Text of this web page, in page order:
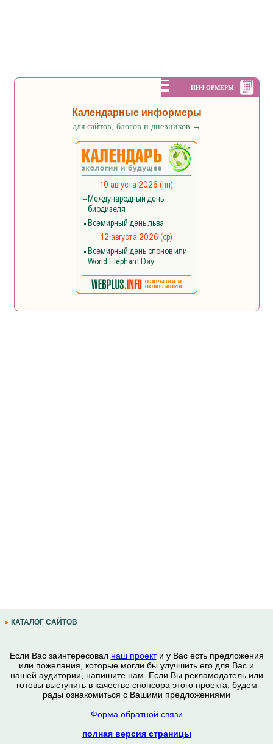
ИНФОРМЕРЫ
Календарные информеры
для сайтов, блогов и дневников →
КАТАЛОГ САЙТОВ
Если Вас заинтересовал наш проекти у Вас есть предложения
или пожелания, которые могли бы улучшить его для Вас и
нашей аудитории, напишите нам. Если Вы рекламодатель или
готовы выступить в качестве спонсора этого проекта, будем
рады ознакомиться с Вашими предложениями
Форма обратной связи
полная версия страницы